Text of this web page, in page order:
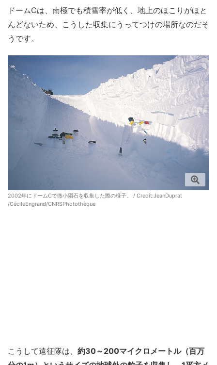
ドームCは、南極でも積雪率が低く、地上のほこりがほと
んどないため、こうした収集にうってつけの場所なのだそ
うです。
2002年にドームCで微小隕石を収集した際の様子。 / Credit:JeanDuprat
/CécileEngrand/CNRSPhotothèque
こうして遠征隊は、 約30～200マイクロメートル（百万